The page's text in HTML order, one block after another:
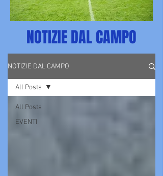
NOTIZIE DAL CAMPO
All Posts
EVENTI
All Posts
NOTIZIE DAL CAMPO